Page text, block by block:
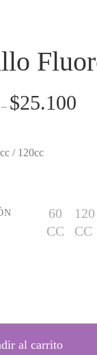
– $25.100
/ 120cc
60
CC
120
CC
C-
al carrito